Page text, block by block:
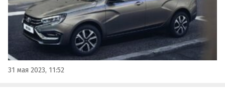
31 мая 2023, 11:52